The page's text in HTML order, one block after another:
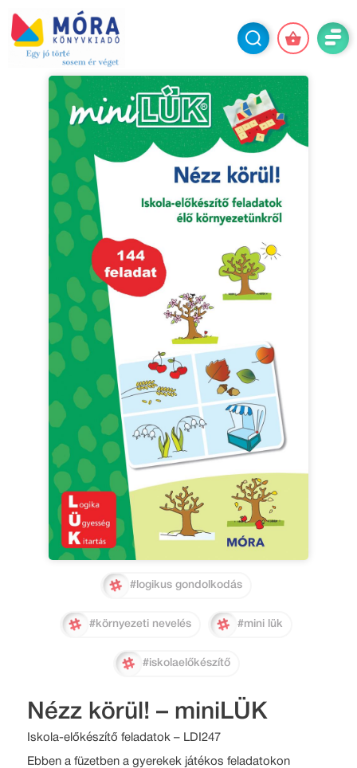
#logikus gondolkodás
#környezeti nevelés #mini lük
#iskolaelőkészítő
Nézz körül! – miniLÜK
Iskola-előkészítő feladatok – LDI247
Ebben a füzetben a gyerekek játékos feladatokon